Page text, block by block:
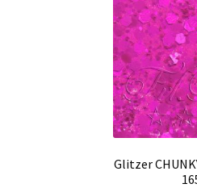
Glitzer